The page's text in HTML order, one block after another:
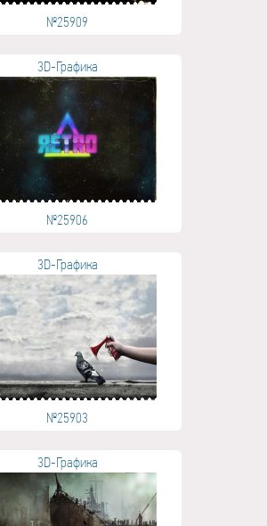
№25909
3D-Графика
№25906
3D-Графика
№25903
3D-Графика